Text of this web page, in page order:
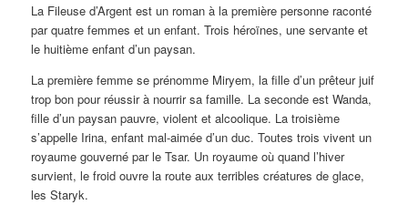
La Fileuse d’Argent est un roman à la première personne raconté
par quatre femmes et un enfant. Trois héroïnes, une servante et
le huitième enfant d’un paysan.
La première femme se prénomme Miryem, la fille d’un prêteur juif
trop bon pour réussir à nourrir sa famille. La seconde est Wanda,
fille d’un paysan pauvre, violent et alcoolique. La troisième
s’appelle Irina, enfant mal-aimée d’un duc. Toutes trois vivent un
royaume gouverné par le Tsar. Un royaume où quand l’hiver
survient, le froid ouvre la route aux terribles créatures de glace,
les Staryk.